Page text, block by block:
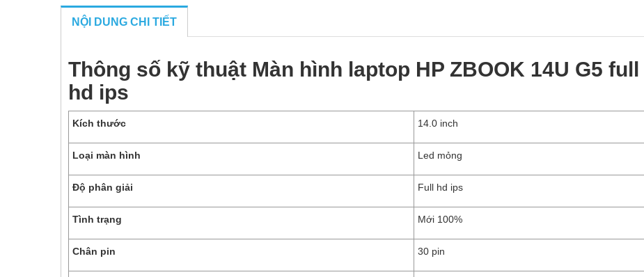
NỘI DUNG CHI TIẾT
Thông số kỹ thuật Màn hình laptop HP ZBOOK 14U G5 full
hd ips
Kích thước 14.0 inch
Loại màn hình Led mỏng
Độ phân giải Full hd ips
Tình trạng Mới 100%
Chân pin 30 pin